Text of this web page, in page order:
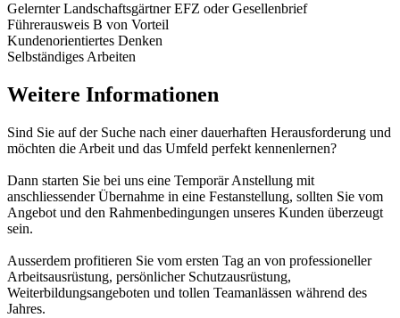
Gelernter Landschaftsgärtner EFZ oder Gesellenbrief
Führerausweis B von Vorteil
Kundenorientiertes Denken
Selbständiges Arbeiten
Weitere Informationen
Sind Sie auf der Suche nach einer dauerhaften Herausforderung und
möchten die Arbeit und das Umfeld perfekt kennenlernen?
Dann starten Sie bei uns eine Temporär Anstellung mit
anschliessender Übernahme in eine Festanstellung, sollten Sie vom
Angebot und den Rahmenbedingungen unseres Kunden überzeugt
sein.
Ausserdem profitieren Sie vom ersten Tag an von professioneller
Arbeitsausrüstung, persönlicher Schutzausrüstung,
Weiterbildungsangeboten und tollen Teamanlässen während des
Jahres.